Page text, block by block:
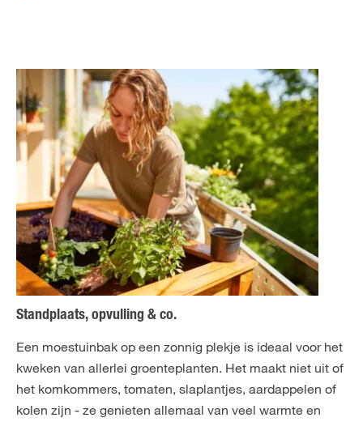
Standplaats, opvulling & co.
Een moestuinbak op een zonnig plekje is ideaal voor het
kweken van allerlei groenteplanten. Het maakt niet uit of
het komkommers, tomaten, slaplantjes, aardappelen of
kolen zijn - ze genieten allemaal van veel warmte en